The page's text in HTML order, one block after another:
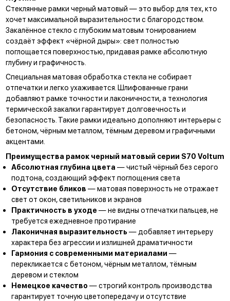
Стеклянные рамки черный матовый — это выбор для тех, кто
хочет максимальной выразительности с благородством.
Закалённое стекло с глубоким матовым тонированием
создаёт эффект «чёрной дыры»: свет полностью
поглощается поверхностью, придавая рамке абсолютную
глубину и графичность.
Специальная матовая обработка стекла не собирает
отпечатки и легко ухаживается. Шлифованные грани
добавляют рамке точности и лаконичности, а технология
термической закалки гарантирует долговечность и
безопасность. Такие рамки идеально дополняют интерьеры с
бетоном, чёрным металлом, тёмным деревом и графичными
акцентами.
Преимущества рамок черный матовый серии S70 Voltum
Абсолютная глубина цвета — чистый чёрный без серого
подтона, создающий эффект поглощения света
Отсутствие бликов — матовая поверхность не отражает
свет от окон, светильников и экранов
Практичность в уходе — не видны отпечатки пальцев, не
требуется ежедневное протирание
Лаконичная выразительность — добавляет интерьеру
характера без агрессии и излишней драматичности
Гармония с современными материалами —
перекликается с бетоном, чёрным металлом, тёмным
деревом и стеклом
Немецкое качество — строгий контроль производства
гарантирует точную цветопередачу и отсутствие